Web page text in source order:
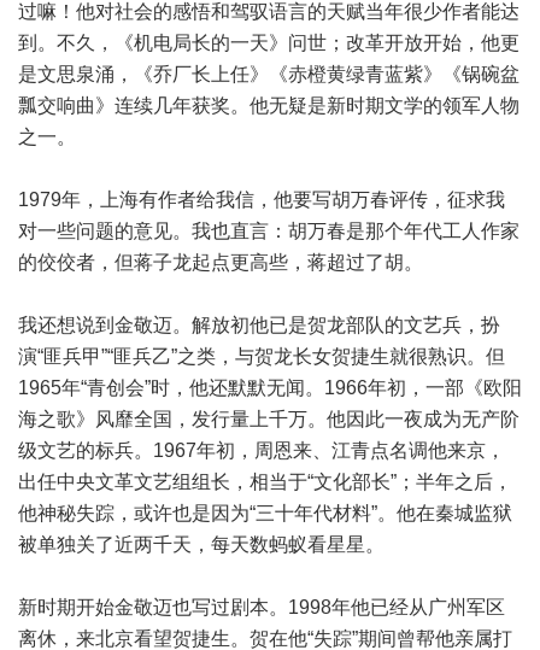
过嘛！他对社会的感悟和驾驭语言的天赋当年很少作者能达
到。不久，《机电局长的一天》问世；改革开放开始，他更
是文思泉涌，《乔厂长上任》《赤橙黄绿青蓝紫》《锅碗盆
瓢交响曲》连续几年获奖。他无疑是新时期文学的领军人物
之一。
1979年，上海有作者给我信，他要写胡万春评传，征求我
对一些问题的意见。我也直言：胡万春是那个年代工人作家
的佼佼者，但蒋子龙起点更高些，蒋超过了胡。
我还想说到金敬迈。解放初他已是贺龙部队的文艺兵，扮
演“匪兵甲”“匪兵乙”之类，与贺龙长女贺捷生就很熟识。但
1965年“青创会”时，他还默默无闻。1966年初，一部《欧阳
海之歌》风靡全国，发行量上千万。他因此一夜成为无产阶
级文艺的标兵。1967年初，周恩来、江青点名调他来京，
出任中央文革文艺组组长，相当于“文化部长”；半年之后，
他神秘失踪，或许也是因为“三十年代材料”。他在秦城监狱
被单独关了近两千天，每天数蚂蚁看星星。
新时期开始金敬迈也写过剧本。1998年他已经从广州军区
离休，来北京看望贺捷生。贺在他“失踪”期间曾帮他亲属打